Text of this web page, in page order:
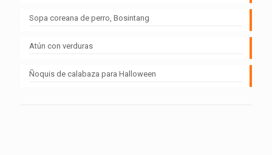
Sopa coreana de perro, Bosintang
Atún con verduras
Ñoquis de calabaza para Halloween